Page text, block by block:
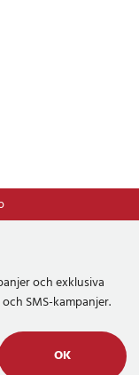
och exklusiva
SMS-kampanjer.
OK